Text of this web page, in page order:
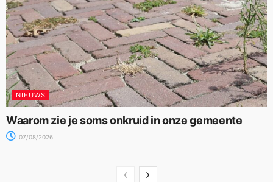
NIEUWS
Waarom zie je soms onkruid in onze gemeente
07/08/2026